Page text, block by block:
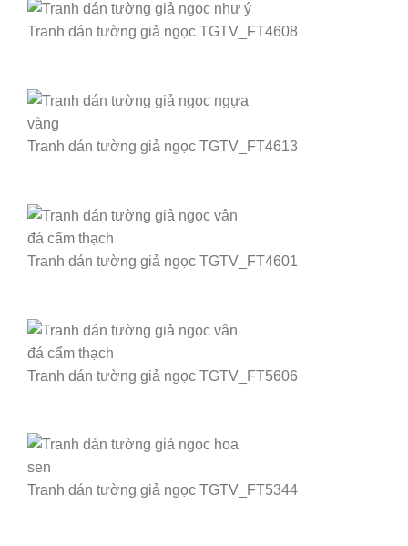
Tranh dán tường giả ngọc TGTV_FT4608
Tranh dán tường giả ngọc TGTV_FT4613
Tranh dán tường giả ngọc TGTV_FT4601
Tranh dán tường giả ngọc TGTV_FT5606
Tranh dán tường giả ngọc TGTV_FT5344